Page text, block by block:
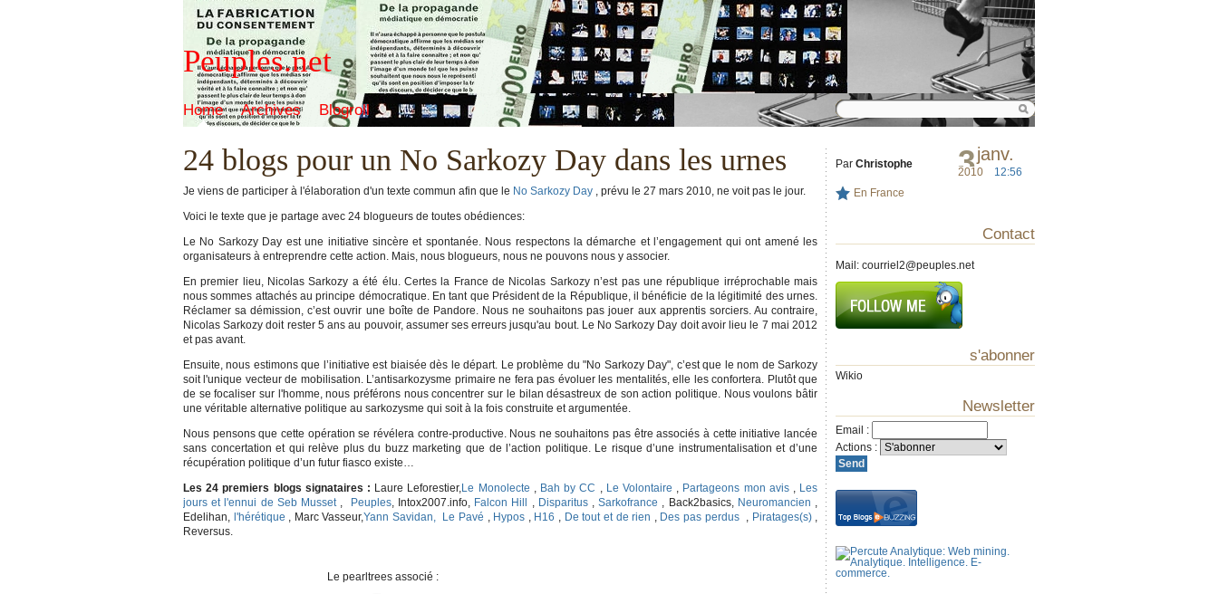
Peuples.net
Home Archives Blogroll
24 blogs pour un No Sarkozy Day dans les urnes 3janv.
2010 12:56
Par Christophe
En France
Je viens de participer à l'élaboration d'un texte commun afin que le No Sarkozy Day , prévu le 27 mars 2010, ne voit pas le jour.
Voici le texte que je partage avec 24 blogueurs de toutes obédiences:
Le No Sarkozy Day est une initiative sincère et spontanée. Nous respectons la démarche et l’engagement qui ont amené les
organisateurs à entreprendre cette action. Mais, nous blogueurs, nous ne pouvons nous y associer.
En premier lieu, Nicolas Sarkozy a été élu. Certes la France de Nicolas Sarkozy n’est pas une république irréprochable mais
nous sommes attachés au principe démocratique. En tant que Président de la République, il bénéficie de la légitimité des urnes.
Réclamer sa démission, c’est ouvrir une boîte de Pandore. Nous ne souhaitons pas jouer aux apprentis sorciers. Au contraire,
Nicolas Sarkozy doit rester 5 ans au pouvoir, assumer ses erreurs jusqu'au bout. Le No Sarkozy Day doit avoir lieu le 7 mai 2012
et pas avant.
Ensuite, nous estimons que l’initiative est biaisée dès le départ. Le problème du "No Sarkozy Day", c’est que le nom de Sarkozy
soit l'unique vecteur de mobilisation. L’antisarkozysme primaire ne fera pas évoluer les mentalités, elle les confortera. Plutôt que
de se focaliser sur l'homme, nous préférons nous concentrer sur le bilan désastreux de son action politique. Nous voulons bâtir
une véritable alternative politique au sarkozysme qui soit à la fois construite et argumentée.
Nous pensons que cette opération se révélera contre-productive. Nous ne souhaitons pas être associés à cette initiative lancée
sans concertation et qui relève plus du buzz marketing que de l’action politique. Le risque d’une instrumentalisation et d’une
récupération politique d’un futur fiasco existe…
Les 24 premiers blogs signataires : Laure Leforestier,Le Monolecte , Bah by CC ,Le Volontaire , Partageons mon avis , Les
jours et l'ennui de Seb Musset , Peuples, Intox2007.info, Falcon Hill , Disparitus ,Sarkofrance , Back2basics, Neuromancien ,
Edelihan, l'hérétique , Marc Vasseur,Yann Savidan, Le Pavé , Hypos , H16 , De tout et de rien , Des pas perdus , Piratages(s) ,
Reversus.
Le pearltrees associé :
Contact
Mail: courriel2@peuples.net
s'abonner
Wikio
Newsletter
Email :
Actions :